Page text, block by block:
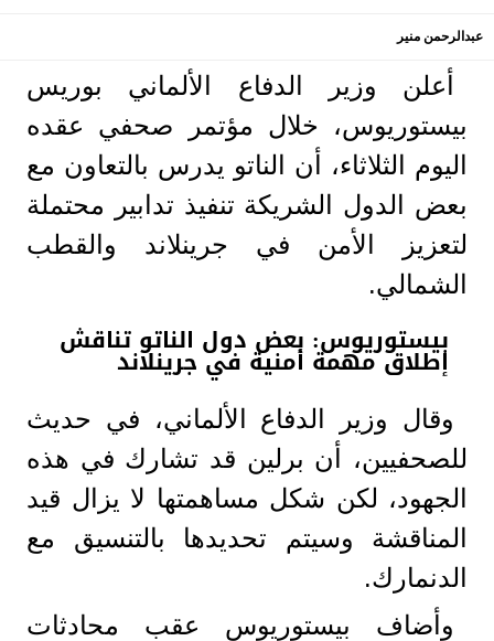
عبدالرحمن منير
أعلن وزير الدفاع الألماني بوريس
بيستوريوس، خلال مؤتمر صحفي عقده
اليوم الثلاثاء، أن الناتو يدرس بالتعاون مع
بعض الدول الشريكة تنفيذ تدابير محتملة
لتعزيز الأمن في جرينلاند والقطب
الشمالي.
بيستوريوس: بعض دول الناتو تناقش
إطلاق مهمة أمنية في جرينلاند
وقال وزير الدفاع الألماني، في حديث
للصحفيين، أن برلين قد تشارك في هذه
الجهود، لكن شكل مساهمتها لا يزال قيد
المناقشة وسيتم تحديدها بالتنسيق مع
الدنمارك.
وأضاف بيستوريوس عقب محادثات